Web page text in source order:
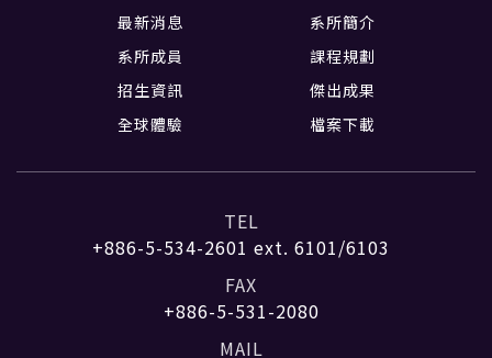
最新消息
系所簡介
系所成員
課程規劃
招生資訊
傑出成果
全球體驗
檔案下載
TEL
+886-5-534-2601 ext. 6101/6103
FAX
+886-5-531-2080
MAIL